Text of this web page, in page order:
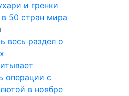
и гренки
в 50 стран мира
операции с
в ноябре